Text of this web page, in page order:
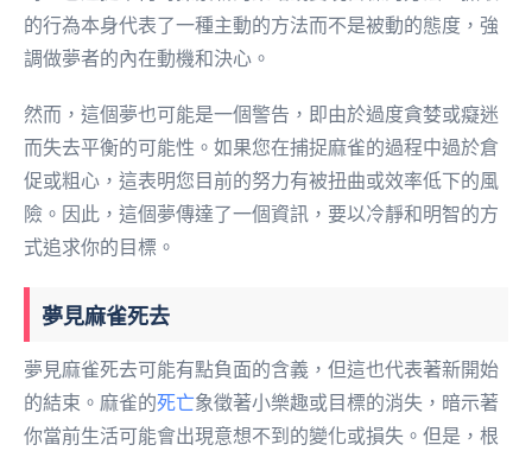
的行為本身代表了一種主動的方法而不是被動的態度，強
調做夢者的內在動機和決心。
然而，這個夢也可能是一個警告，即由於過度貪婪或癡迷
而失去平衡的可能性。如果您在捕捉麻雀的過程中過於倉
促或粗心，這表明您目前的努力有被扭曲或效率低下的風
險。因此，這個夢傳達了一個資訊，要以冷靜和明智的方
式追求你的目標。
夢見麻雀死去
夢見麻雀死去可能有點負面的含義，但這也代表著新開始
的結束。麻雀的死亡象徵著小樂趣或目標的消失，暗示著
你當前生活可能會出現意想不到的變化或損失。但是，根